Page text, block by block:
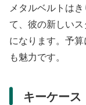
メタルベルトは
て、彼の新しい
になります。予
も魅力です。
キーケース